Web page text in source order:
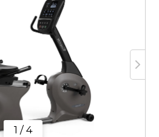
1 / 4